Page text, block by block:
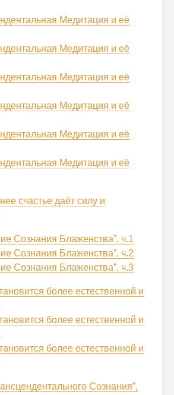
Медитация и её
Медитация и её
Медитация и её
Медитация и её
Медитация и её
Медитация и её
счастье даёт силу и
Сознания Блаженства”, ч.1
Сознания Блаженства”, ч.2
Сознания Блаженства”, ч.3
более естественной и
более естественной и
более естественной и
Сознания”,